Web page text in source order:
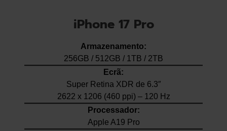
iPhone 17 Pro
Armazenamento:
256GB / 512GB / 1TB / 2TB
Ecrã:
Super Retina XDR de 6.3″
2622 x 1206 (460 ppi) – 120 Hz
Processador:
Apple A19 Pro